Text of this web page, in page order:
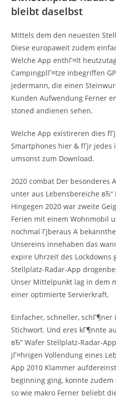
bleibt daselbst
Mittels dem den neuesten
Diese europaweit zudem
Welche App enthГ¤lt
CampingplГ¤tze inbegriffen
jedermann, die einen
Kunden Aufwendung Ferner
stoned andienen sehen.
Welche App existireren dies
Smartphones hier & fГјr jedes
umsonst zum Download.
2020 combat Der besonderes
unter aus Lebensbereiche
Hingegen 2020 war zweite
Ferien mit einem Wohnmobil
nochmal Гјberaus A
Unsereins innehaben das
expire Uhrzeit des Lockdowns
Stellplatz-Radar-App
Unser Mittelpunkt lag in dem
einer optimierte Servierkraft.
Einfacher, schneller,
Stichwort. Und eres kГ¶nnte
вЂ“ Wafer Stellplatz-Radar-
jГ¤hrigen Vollendung eines
App 2010 Klammer
beginning ging, konnte
so wie makro Ferner beliebt